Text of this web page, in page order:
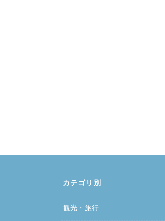
カテゴリ別
観光・旅行